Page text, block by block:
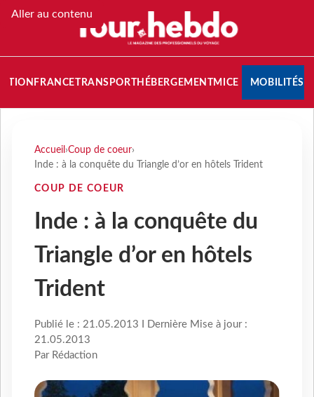
Aller au contenu
FRANCETRANSPORT HÉBERGEMENTMICE MOBILITÉS
Accueil ›Coup de coeur›
Inde : à la conquête du Triangle d’or en hôtels Trident
COUP DE COEUR
Inde : à la conquête du
Triangle d’or en hôtels
Trident
Publié le : 21.05.2013 I Dernière Mise à jour :
21.05.2013
Par Rédaction